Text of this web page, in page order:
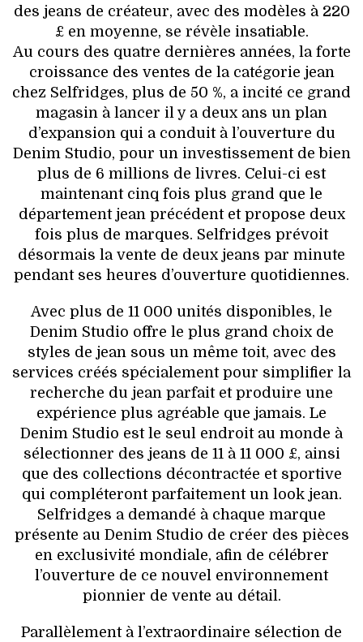
des jeans de créateur, avec des modèles à 220
£ en moyenne, se révèle insatiable.
Au cours des quatre dernières années, la forte
croissance des ventes de la catégorie jean
chez Selfridges, plus de 50 %, a incité ce grand
magasin à lancer il y a deux ans un plan
d’expansion qui a conduit à l’ouverture du
Denim Studio, pour un investissement de bien
plus de 6 millions de livres. Celui-ci est
maintenant cinq fois plus grand que le
département jean précédent et propose deux
fois plus de marques. Selfridges prévoit
désormais la vente de deux jeans par minute
pendant ses heures d’ouverture quotidiennes.
Avec plus de 11 000 unités disponibles, le
Denim Studio offre le plus grand choix de
styles de jean sous un même toit, avec des
services créés spécialement pour simplifier la
recherche du jean parfait et produire une
expérience plus agréable que jamais. Le
Denim Studio est le seul endroit au monde à
sélectionner des jeans de 11 à 11 000 £, ainsi
que des collections décontractée et sportive
qui compléteront parfaitement un look jean.
Selfridges a demandé à chaque marque
présente au Denim Studio de créer des pièces
en exclusivité mondiale, afin de célébrer
l’ouverture de ce nouvel environnement
pionnier de vente au détail.
Parallèlement à l’extraordinaire sélection de